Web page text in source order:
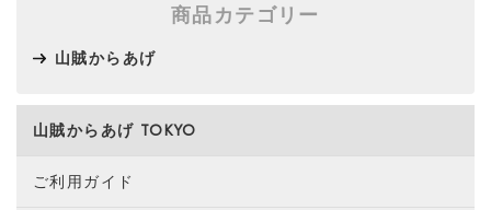
商品カテゴリー
山賊からあげ
山賊からあげ TOKYO
ご利用ガイド